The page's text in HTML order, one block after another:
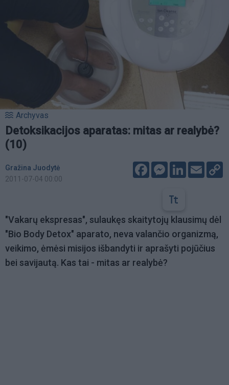
Archyvas
Detoksikacijos aparatas: mitas ar realybė?
(10)
Gražina Juodytė
2011-07-04 00:00
FacebookMessenger
LinkedIn
Email
"Vakarų ekspresas", sulaukęs skaitytojų klausimų dėl
"Bio Body Detox" aparato, neva valančio organizmą,
veikimo, ėmėsi misijos išbandyti ir aprašyti pojūčius
bei savijautą. Kas tai - mitas ar realybė?